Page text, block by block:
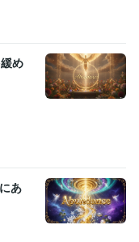
）
プレッドシート:3年
め
あ